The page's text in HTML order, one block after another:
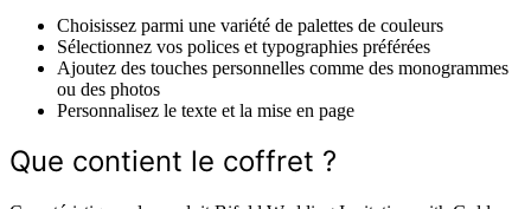
Choisissez parmi une variété de palettes de couleurs
Sélectionnez vos polices et typographies préférées
Ajoutez des touches personnelles comme des monogrammes
ou des photos
Personnalisez le texte et la mise en page
Que contient le coffret ?